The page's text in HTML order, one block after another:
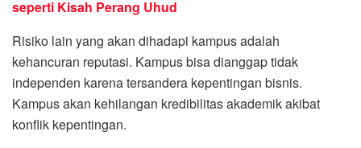
seperti Kisah Perang Uhud
Risiko lain yang akan dihadapi kampus adalah
kehancuran reputasi. Kampus bisa dianggap tidak
independen karena tersandera kepentingan bisnis.
Kampus akan kehilangan kredibilitas akademik akibat
konflik kepentingan.